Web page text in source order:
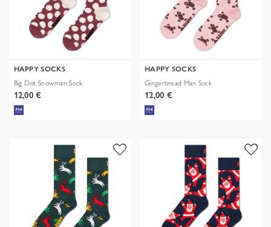
HAPPY SOCKS
Big Dot Snowman Sock
12,00 €
HAPPY SOCKS
Gingerbread Man Sock
12,00 €